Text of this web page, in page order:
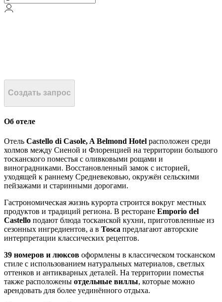
Создать запрос
Об отеле
Отель Castello di Casole, A Belmond Hotel расположен среди
холмов между Сиеной и Флоренцией на территории большого
тосканского поместья с оливковыми рощами и
виноградниками. Восстановленный замок с историей,
уходящей к раннему Средневековью, окружён сельскими
пейзажами и старинными дорогами.
Гастрономическая жизнь курорта строится вокруг местных
продуктов и традиций региона. В ресторане Emporio del
Castello подают блюда тосканской кухни, приготовленные из
сезонных ингредиентов, а в Tosca предлагают авторские
интерпретации классических рецептов.
39 номеров и люксов оформлены в классическом тосканском
стиле с использованием натуральных материалов, светлых
оттенков и антикварных деталей. На территории поместья
также расположены отдельные виллы, которые можно
арендовать для более уединённого отдыха.